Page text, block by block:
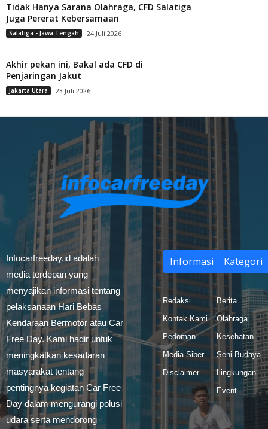
Tidak Hanya Sarana Olahraga, CFD Salatiga
Juga Pererat Kebersamaan
Salatiga - Jawa Tengah 24 Juli 2026
Akhir pekan ini, Bakal ada CFD di
Penjaringan Jakut
Jakarta Utara 23 Juli 2026
Infocarfreeday.id adalah
media terdepan yang
menyajikan informasi tentang
pelaksanaan Hari Bebas
Kendaraan Bermotor atau Car
Free Day. Kami hadir untuk
meningkatkan kesadaran
masyarakat tentang
pentingnya kegiatan Car Free
Day dalam mengurangi polusi
udara serta mendorong
Informasi
Redaksi
Kontak Kami
Pedoman
Media Siber
Disclaimer
Kategori
Berita
Olahraga
Kesehatan
Seni Budaya
Lingkungan
Event